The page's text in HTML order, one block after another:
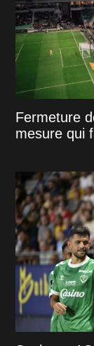
Fermeture
mesure qui